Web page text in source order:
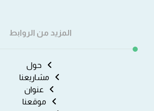
المزيد من الروابط
حول
مشاريعنا
عنوان
موقعنا